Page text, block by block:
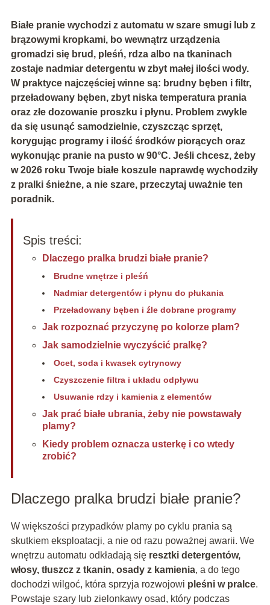
Białe pranie wychodzi z automatu w szare smugi lub z
brązowymi kropkami, bo wewnątrz urządzenia
gromadzi się brud, pleśń, rdzaalbo na tkaninach
zostaje nadmiar detergentu w zbyt małej ilości wody.
W praktyce najczęściej winne są: brudny bęben i filtr,
przeładowany bęben, zbyt niska temperatura prania
oraz złe dozowanie proszku i płynu. Problem zwykle
da się usunąć samodzielnie, czyszcząc sprzęt,
korygując programy i ilość środków piorących oraz
wykonując pranie na pusto w 90°C. Jeśli chcesz, żeby
w 2026 roku Twoje białe koszule naprawdę wychodziły
z pralki śnieżne, a nie szare, przeczytaj uważnie ten
poradnik.
Spis treści:
Dlaczego pralka brudzi białe pranie?
Brudne wnętrze i pleśń
Nadmiar detergentów i płynu do płukania
Przeładowany bęben i źle dobrane programy
Jak rozpoznać przyczynę po kolorze plam?
Jak samodzielnie wyczyścić pralkę?
Ocet, soda i kwasek cytrynowy
Czyszczenie filtra i układu odpływu
Usuwanie rdzy i kamienia z elementów
Jak prać białe ubrania, żeby nie powstawały
plamy?
Kiedy problem oznacza usterkę i co wtedy
zrobić?
Dlaczego pralka brudzi białe pranie?
W większości przypadków plamy po cyklu prania są
skutkiem eksploatacji, a nie od razu poważnej awarii. We
wnętrzu automatu odkładają się resztki detergentów,
włosy, tłuszcz z tkanin, osady z kamienia, a do tego
dochodzi wilgoć, która sprzyja rozwojowi pleśni w pralce.
Powstaje szary lub zielonkawy osad, który podczas